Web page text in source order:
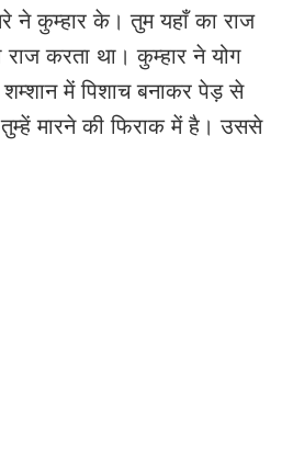
ने कुम्हार के। तुम यहाँ का राज
करता था। कुम्हार ने योग
में पिशाच बनाकर पेड़ से
मारने की फिराक में है। उससे